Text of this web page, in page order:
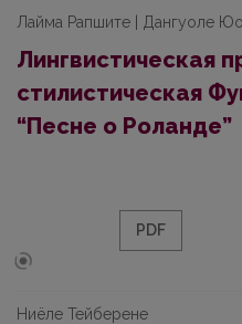
Лайма Рапшите | Дангуоле
Лингвистическая
стилистическая
“Песне о Роланде”
PDF
Ниëле Тейберене